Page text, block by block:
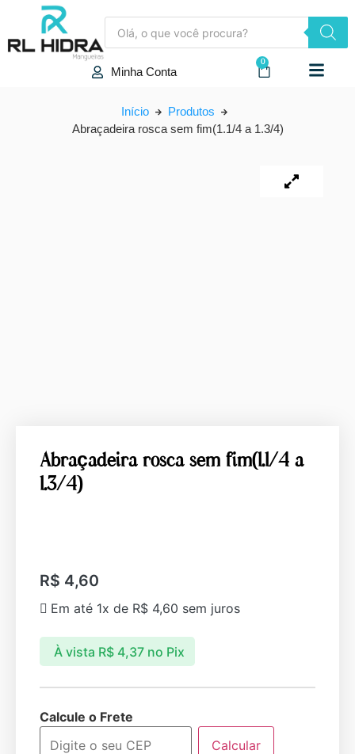
Minha Conta
0
Início
Produtos
Abraçadeira rosca sem fim(1.1/4 a 1.3/4)
Abraçadeira rosca sem fim(1.1/4 a
1.3/4)
R$ 4,60
Em até 1x de R$ 4,60 sem juros
À vista R$4,37 no Pix
Calcule o Frete
Calcular